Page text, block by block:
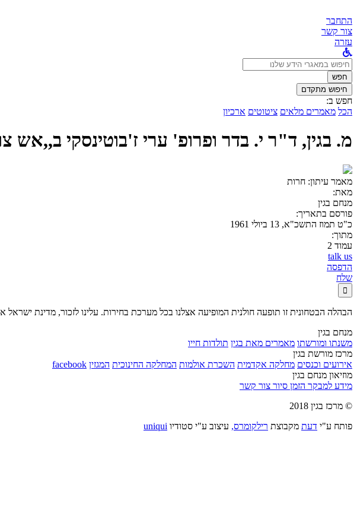
התחבר
צור קשר
עזרה
לחפש
ב:חפש
חיפוש מתקדם
חפש ב:
הכל מאמרים מלאים ציטוטים ארכיון
מ. בגין, ד"ר י. בדר ופרופ' ערי ז'בוטינסקי
מאמר עיתון: חרות
מאת:
מנחם בגין
פורסם בתאריך:
כ"ט תמוז התשכ"א, 13 ביולי 1961
מתוך:
עמוד 2
talk us
הדפסה
שלח

הבהלה הבטחונית זו תופעה חולנית המופיעה אצלנו בכל מערכת בחירות. עלינו לזכור, מדינת ישראל
מנחם בגין
משנתו ומורשתו מאמרים מאת בגין תולדות חייו
מרכז מורשת בגין
אירועים וכנסים מחלקה אקדמית השכרת אולמות המחלקה החינוכית המגזין facebook
מוזיאון מנחם בגין
מידע למבקר הזמן סיור צור קשר
© מרכז בגין 2018
פותח ע"י דעת מקבוצת רילקומרס, עיצוב ע"י סטודיו uniqui